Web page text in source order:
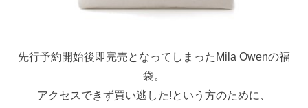
先行予約開始後即完売となってしまったMila Owenの福
袋。
アクセスできず買い逃した!という方のために、